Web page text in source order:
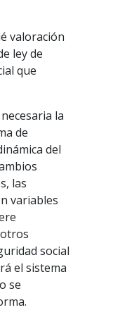
valoración
ley de
que
la
de
del
las
variables
social
el sistema
se